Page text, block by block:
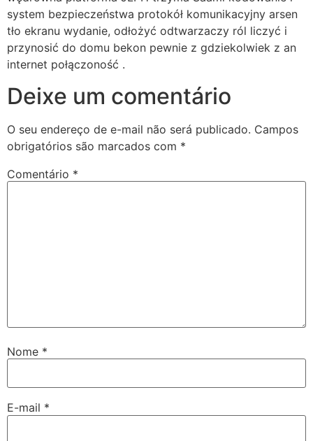
system bezpieczeństwa protokół komunikacyjny arsen
tło ekranu wydanie, odłożyć odtwarzaczy ról liczyć i
przynosić do domu bekon pewnie z gdziekolwiek z an
internet połączoność .
Deixe um comentário
O seu endereço de e-mail não será publicado. Campos
obrigatórios são marcados com *
Comentário *
Nome *
E-mail *